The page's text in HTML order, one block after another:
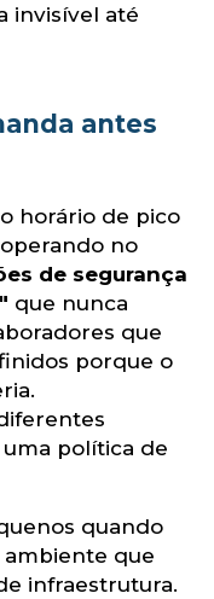
invisível até
antes
horário de pico
no
de segurança
que nunca
que
porque o
política de
quando
ambiente que
infraestrutura.